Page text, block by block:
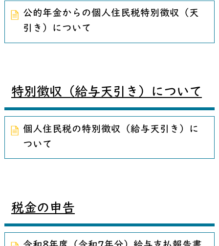
公的年金からの個人住民税特別徴収（天
引き）について
特別徴収（給与天引き）について
個人住民税の特別徴収（給与天引き）に
ついて
税金の申告